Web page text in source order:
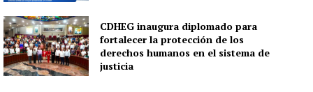
CDHEG inaugura diplomado para
fortalecer la protección de los
derechos humanos en el sistema de
justicia